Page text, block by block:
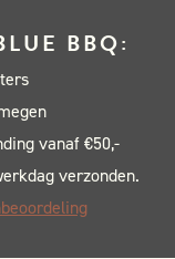
BBQ:
vanaf €50,-
verzonden.